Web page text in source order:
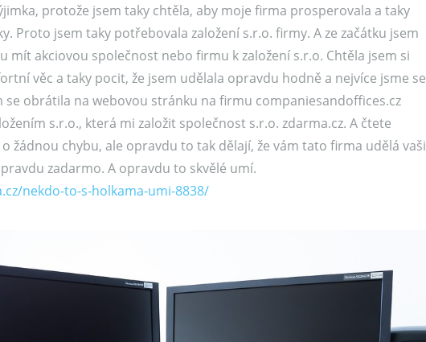
protože jsem taky chtěla, aby moje firma prosperovala a taky
Proto jsem taky potřebovala založení s.r.o. firmy. A ze začátku jsem
mít akciovou společnost nebo firmu k založení s.r.o. Chtěla jsem si
věc a taky pocit, že jsem udělala opravdu hodně a nejvíce jsme se
se obrátila na webovou stránku na firmu companiesandoffices.cz
s.r.o., která mi založit společnost s.r.o. zdarma.cz. A čtete
žádnou chybu, ale opravdu to tak dělají, že vám tato firma udělá vaši
zadarmo. A opravdu to skvělé umí.
nekdo-to-s-holkama-umi-8838/